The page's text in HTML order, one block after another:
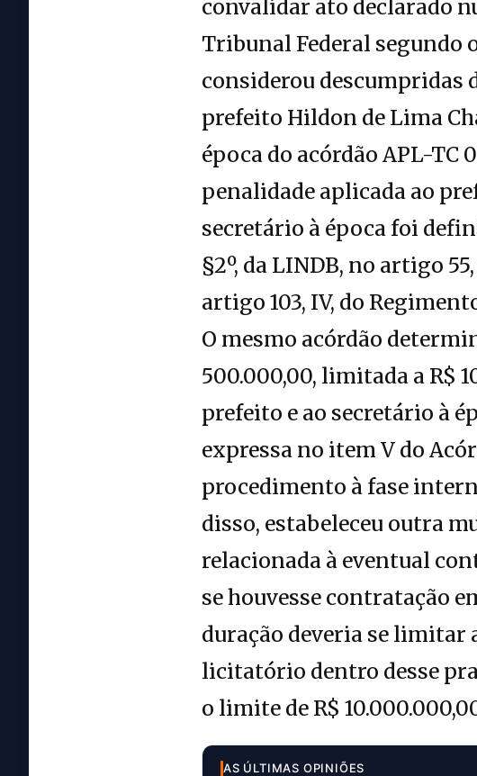
convalidar ato declarado
Tribunal Federal segundo
considerou descumpridas
prefeito Hildon de Lima
época do acórdão APL-TC
penalidade aplicada ao
secretário à época foi
§2º, da LINDB, no artigo
artigo 103, IV, do
O mesmo acórdão
500.000,00, limitada a R$
prefeito e ao secretário à
expressa no item V do
procedimento à fase
disso, estabeleceu outra
relacionada à eventual
se houvesse contratação
duração deveria se limitar
licitatório dentro desse
o limite de R$
AS ÚLTIMAS OPINIÕES